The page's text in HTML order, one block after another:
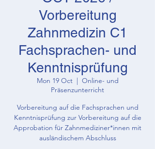
Vorbereitung
Zahnmedizin C1
Fachsprachen- und
Kenntnisprüfung
Mon 19 Oct
  |
Online- und
Präsenzunterricht
Vorbereitung auf die Fachsprachen und
Kenntnisprüfung zur Vorbereitung auf die
Approbation für Zahnmediziner*innen mit
ausländischem Abschluss